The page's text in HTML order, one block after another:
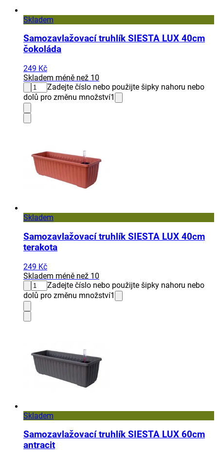
Skladem
Samozavlažovací truhlík SIESTA LUX 40cm
čokoláda
249 Kč
Skladem méně než 10
Zadejte číslo nebo použijte šipky nahoru nebo
dolů pro změnu množství1
Skladem
Samozavlažovací truhlík SIESTA LUX 40cm
terakota
249 Kč
Skladem méně než 10
Zadejte číslo nebo použijte šipky nahoru nebo
dolů pro změnu množství1
Skladem
Samozavlažovací truhlík SIESTA LUX 60cm
antracit